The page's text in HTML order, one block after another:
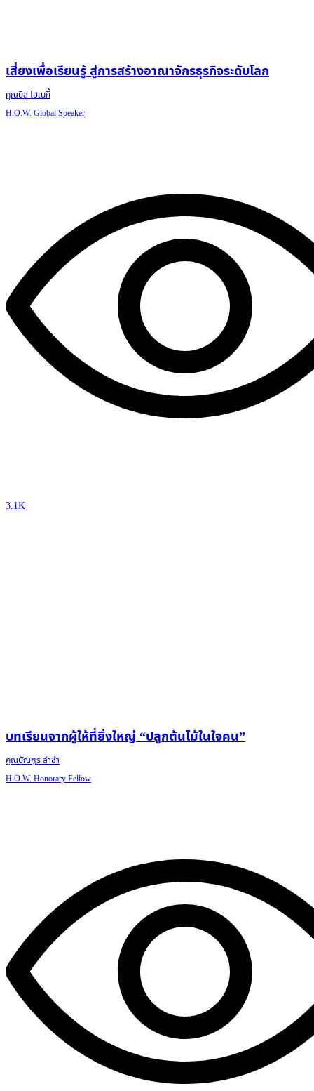
เสี่ยงเพื่อเรียนรู้ สู่การสร้างอาณาจักรธุรกิจระดับโลก
คุณบิล ไฮเนกี้
H.O.W. Global Speaker
3.1K
บทเรียนจากผู้ให้ที่ยิ่งใหญ่ “ปลูกต้นไม้ในใจคน”
คุณบัณฑูร ล่ำซำ
H.O.W. Honorary Fellow